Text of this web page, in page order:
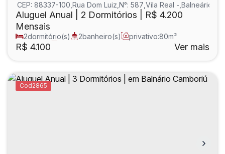
Aluguel Anual | 2 Dormitórios | R$ 4.200
Mensais
R$ 4.100
CEP: 88337-100 Rua Dom Luiz N°: 587 Vila Real Balneário
2dormitório(s) 2banheiro(s) privativo:80m²
1sala(s) Ver mais
2865